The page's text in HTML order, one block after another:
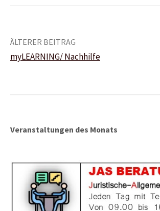
Beitrags-
ÄLTERER BEITRAG
myLEARNING/ Nachhilfe
Veranstaltungen des Monats